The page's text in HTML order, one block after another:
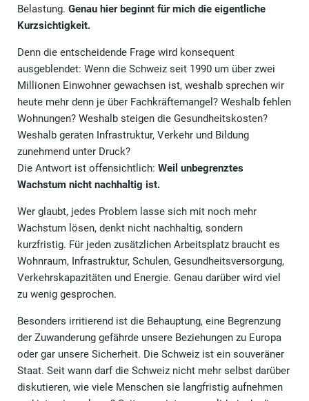
Belastung. Genau hier beginnt für mich die eigentliche
Kurzsichtigkeit.
Denn die entscheidende Frage wird konsequent
ausgeblendet: Wenn die Schweiz seit 1990 um über zwei
Millionen Einwohner gewachsen ist, weshalb sprechen wir
heute mehr denn je über Fachkräftemangel? Weshalb fehlen
Wohnungen? Weshalb steigen die Gesundheitskosten?
Weshalb geraten Infrastruktur, Verkehr und Bildung
zunehmend unter Druck?
Die Antwort ist offensichtlich: Weil unbegrenztes
Wachstum nicht nachhaltig ist.
Wer glaubt, jedes Problem lasse sich mit noch mehr
Wachstum lösen, denkt nicht nachhaltig, sondern
kurzfristig. Für jeden zusätzlichen Arbeitsplatz braucht es
Wohnraum, Infrastruktur, Schulen, Gesundheitsversorgung,
Verkehrskapazitäten und Energie. Genau darüber wird viel
zu wenig gesprochen.
Besonders irritierend ist die Behauptung, eine Begrenzung
der Zuwanderung gefährde unsere Beziehungen zu Europa
oder gar unsere Sicherheit. Die Schweiz ist ein souveräner
Staat. Seit wann darf die Schweiz nicht mehr selbst darüber
diskutieren, wie viele Menschen sie langfristig aufnehmen